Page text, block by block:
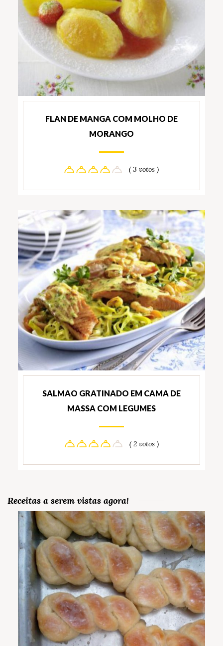
FLAN DE MANGA COM MOLHO DE
MORANGO
( 3 votos )
SALMAO GRATINADO EM CAMA DE
MASSA COM LEGUMES
( 2 votos )
Receitas a serem vistas agora!